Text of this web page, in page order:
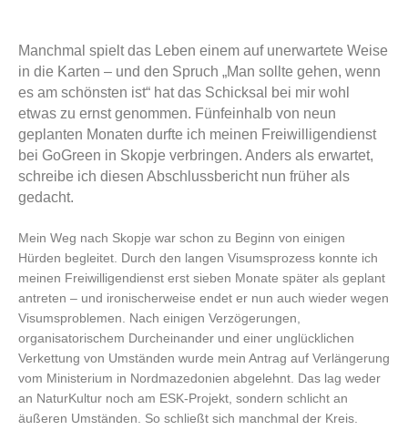
Manchmal spielt das Leben einem auf unerwartete Weise
in die Karten – und den Spruch „Man sollte gehen, wenn
es am schönsten ist“ hat das Schicksal bei mir wohl
etwas zu ernst genommen. Fünfeinhalb von neun
geplanten Monaten durfte ich meinen Freiwilligendienst
bei GoGreen in Skopje verbringen. Anders als erwartet,
schreibe ich diesen Abschlussbericht nun früher als
gedacht.
Mein Weg nach Skopje war schon zu Beginn von einigen
Hürden begleitet. Durch den langen Visumsprozess konnte ich
meinen Freiwilligendienst erst sieben Monate später als geplant
antreten – und ironischerweise endet er nun auch wieder wegen
Visumsproblemen. Nach einigen Verzögerungen,
organisatorischem Durcheinander und einer unglücklichen
Verkettung von Umständen wurde mein Antrag auf Verlängerung
vom Ministerium in Nordmazedonien abgelehnt. Das lag weder
an NaturKultur noch am ESK-Projekt, sondern schlicht an
äußeren Umständen. So schließt sich manchmal der Kreis.